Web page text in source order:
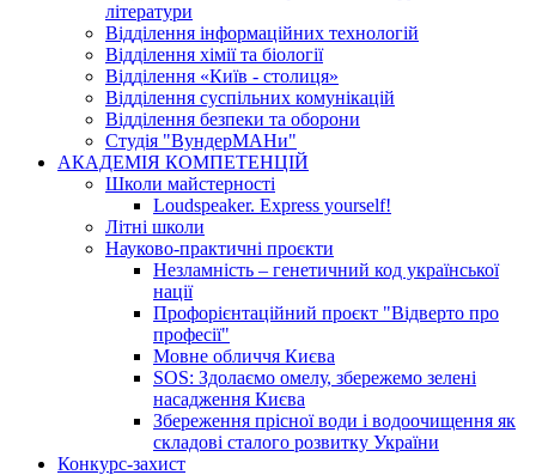
літератури
Відділення інформаційних технологій
Відділення хімії та біології
Відділення «Київ - столиця»
Відділення суспільних комунікацій
Відділення безпеки та оборони
Студія "ВундерМАНи"
АКАДЕМІЯ КОМПЕТЕНЦІЙ
Школи майстерності
Loudspeaker. Express yourself!
Літні школи
Науково-практичні проєкти
Незламність – генетичний код української
нації
Профорієнтаційний проєкт "Відверто про
професії"
Мовне обличчя Києва
SOS: Здолаємо омелу, збережемо зелені
насадження Києва
Збереження прісної води і водоочищення як
складові сталого розвитку України
Конкурс-захист